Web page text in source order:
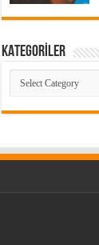
KATEGORİLER
KATEGORİLER